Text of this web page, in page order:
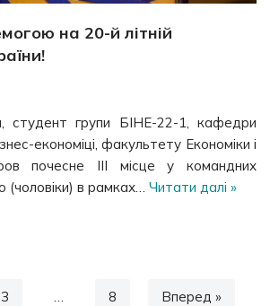
на 20-й літній
студент групи БІНЕ-22-1, кафедри
економіці, факультету Економіки і
почесне III місце у командних
в рамках… Читати далі »
3 8 Вперед »